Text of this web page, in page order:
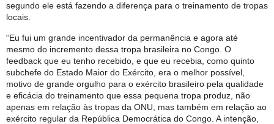
segundo ele está fazendo a diferença para o treinamento de tropas
locais.
“Eu fui um grande incentivador da permanência e agora até
mesmo do incremento dessa tropa brasileira no Congo. O
feedback que eu tenho recebido, e que eu recebia, como quinto
subchefe do Estado Maior do Exército, era o melhor possível,
motivo de grande orgulho para o exército brasileiro pela qualidade
e eficácia do treinamento que essa pequena tropa produz, não
apenas em relação às tropas da ONU, mas também em relação ao
exército regular da República Democrática do Congo. A intenção,